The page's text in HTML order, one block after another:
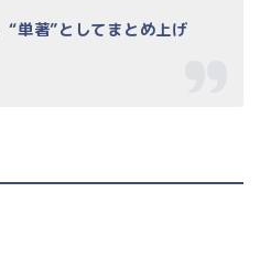
“単著”としてまとめ上げ